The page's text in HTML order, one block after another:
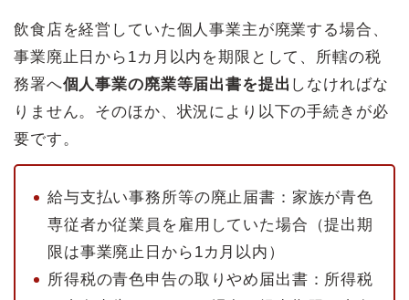
飲食店を経営していた個人事業主が廃業する場合、
事業廃止日から1カ月以内を期限として、所轄の税
務署へ個人事業の廃業等届出書を提出 しなければな
りません。そのほか、状況により以下の手続きが必
要です。
給与支払い事務所等の廃止届書：家族が青色
専従者か従業員を雇用していた場合（提出期
限は事業廃止日から1カ月以内）
所得税の青色申告の取りやめ届出書：所得税